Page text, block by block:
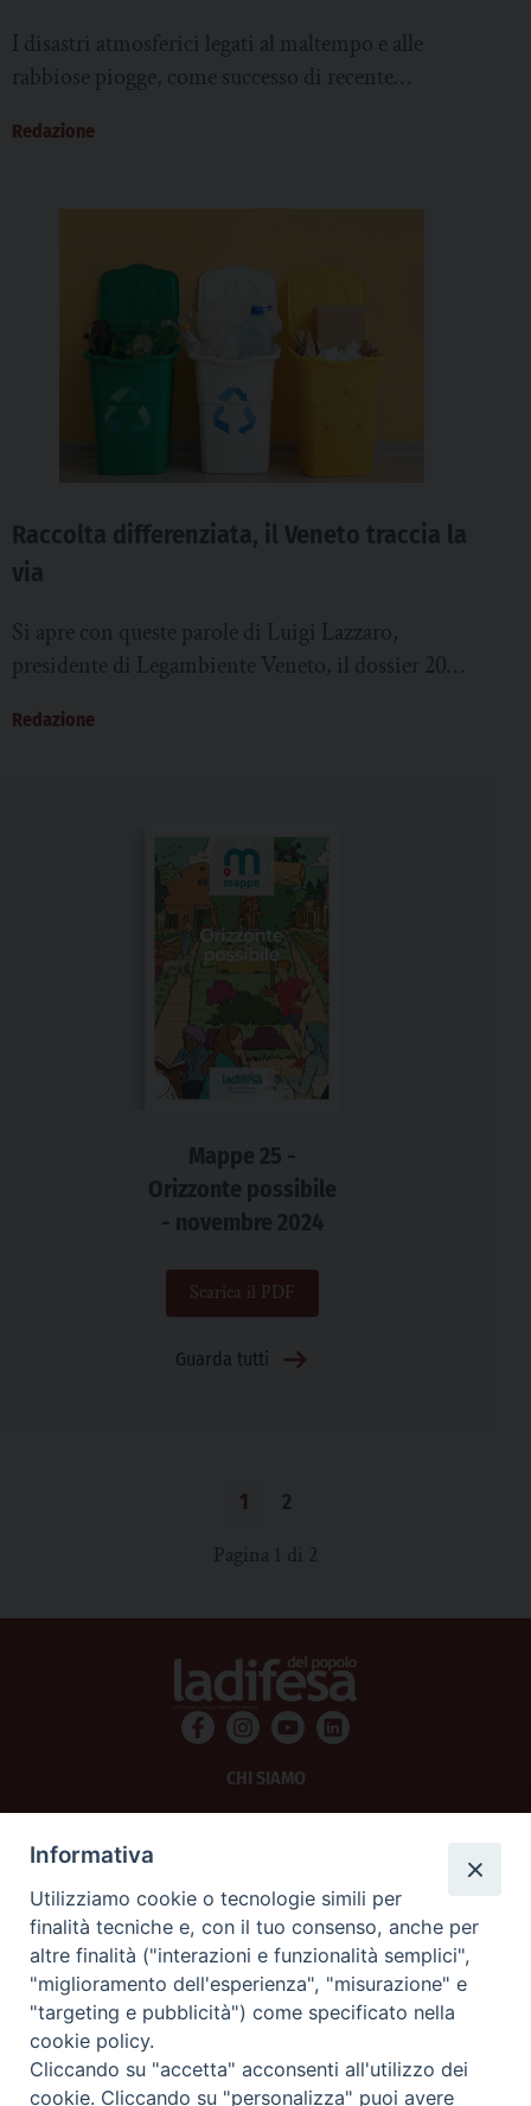
I disastri atmosferici legati al maltempo e alle
rabbiose piogge, come successo di recente
Romagna,...
Redazione
Raccolta differenziata, il Veneto traccia la
via
Si apre con queste parole di Luigi Lazzaro,
presidente di Legambiente Veneto, il dossier 2023
attenta...
Redazione
Mappe 25 -
Orizzonte possibile
- novembre 2024
Scarica il PDF
Guarda tutti
1 2
Pagina 1 di 2
CHI SIAMO
SCRIVICI
La Difesa srl - P.iva 05125420280
La Difesa del Popolo percepisce i contributi pubblici all'editoria.
La Difesa del Popolo, tramite la Fisc (Federazione Italiana Settimanali Cattolici)
ha aderito allo IAP (Istituto dell'Autodisciplina Pubblicitaria) accettando il Codice
di Autodisciplina della Comunicazione Commerciale.
Informativa
Utilizziamo cookie o tecnologie simili per
finalità tecniche e, con il tuo consenso, anche per
altre finalità ("interazioni e funzionalità semplici",
"miglioramento dell'esperienza", "misurazione" e
"targeting e pubblicità") come specificato nella
cookie policy.
Cliccando su "accetta" acconsenti all'utilizzo dei
cookie. Cliccando su "personalizza" puoi avere